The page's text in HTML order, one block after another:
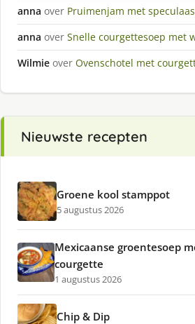
anna over Pruimenjam met
anna over Snelle courgettesoep met
Wilmie over Ovenschotel met
Nieuwste recepten
Groene kool stamppot
5 augustus 2026
Mexicaanse groentesoep
courgette
1 augustus 2026
Chip & Dip